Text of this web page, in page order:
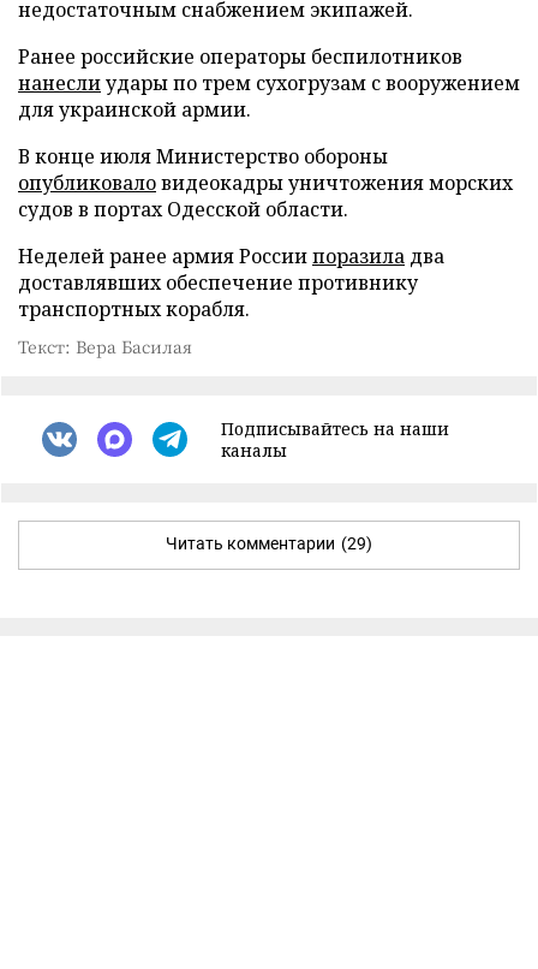
недостаточным снабжением экипажей.
Ранее российские операторы беспилотников
нанеслиудары по трем сухогрузам с вооружением
для украинской армии.
В конце июля Министерство обороны
опубликоваловидеокадры уничтожения морских
судов в портах Одесской области.
Неделей ранее армия Россиипоразила два
доставлявших обеспечение противнику
транспортных корабля.
Текст: Вера Басилая
Подписывайтесь на наши
каналы
Читать комментарии (29)